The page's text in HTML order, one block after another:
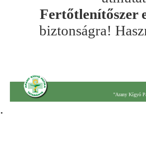
Fertőtlenítőszer
biztonságra!
"Arany Kígyó
.